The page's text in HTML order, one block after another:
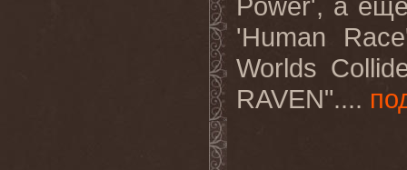
'Human Race
Worlds
RAVEN"....